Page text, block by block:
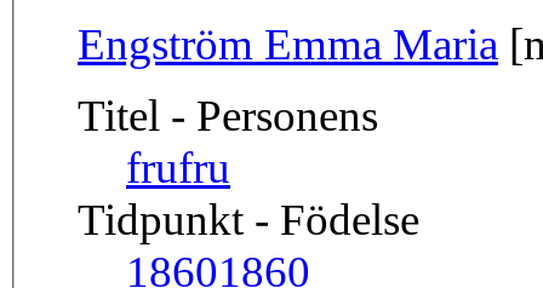
Engström Emma Maria
Titel - Personens
frufru
Tidpunkt - Födelse
18601860